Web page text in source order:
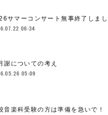
サマーコンサート無事終了しまし
06:34
謝についての考え
05:09
音楽科受験の方は準備を急いで！